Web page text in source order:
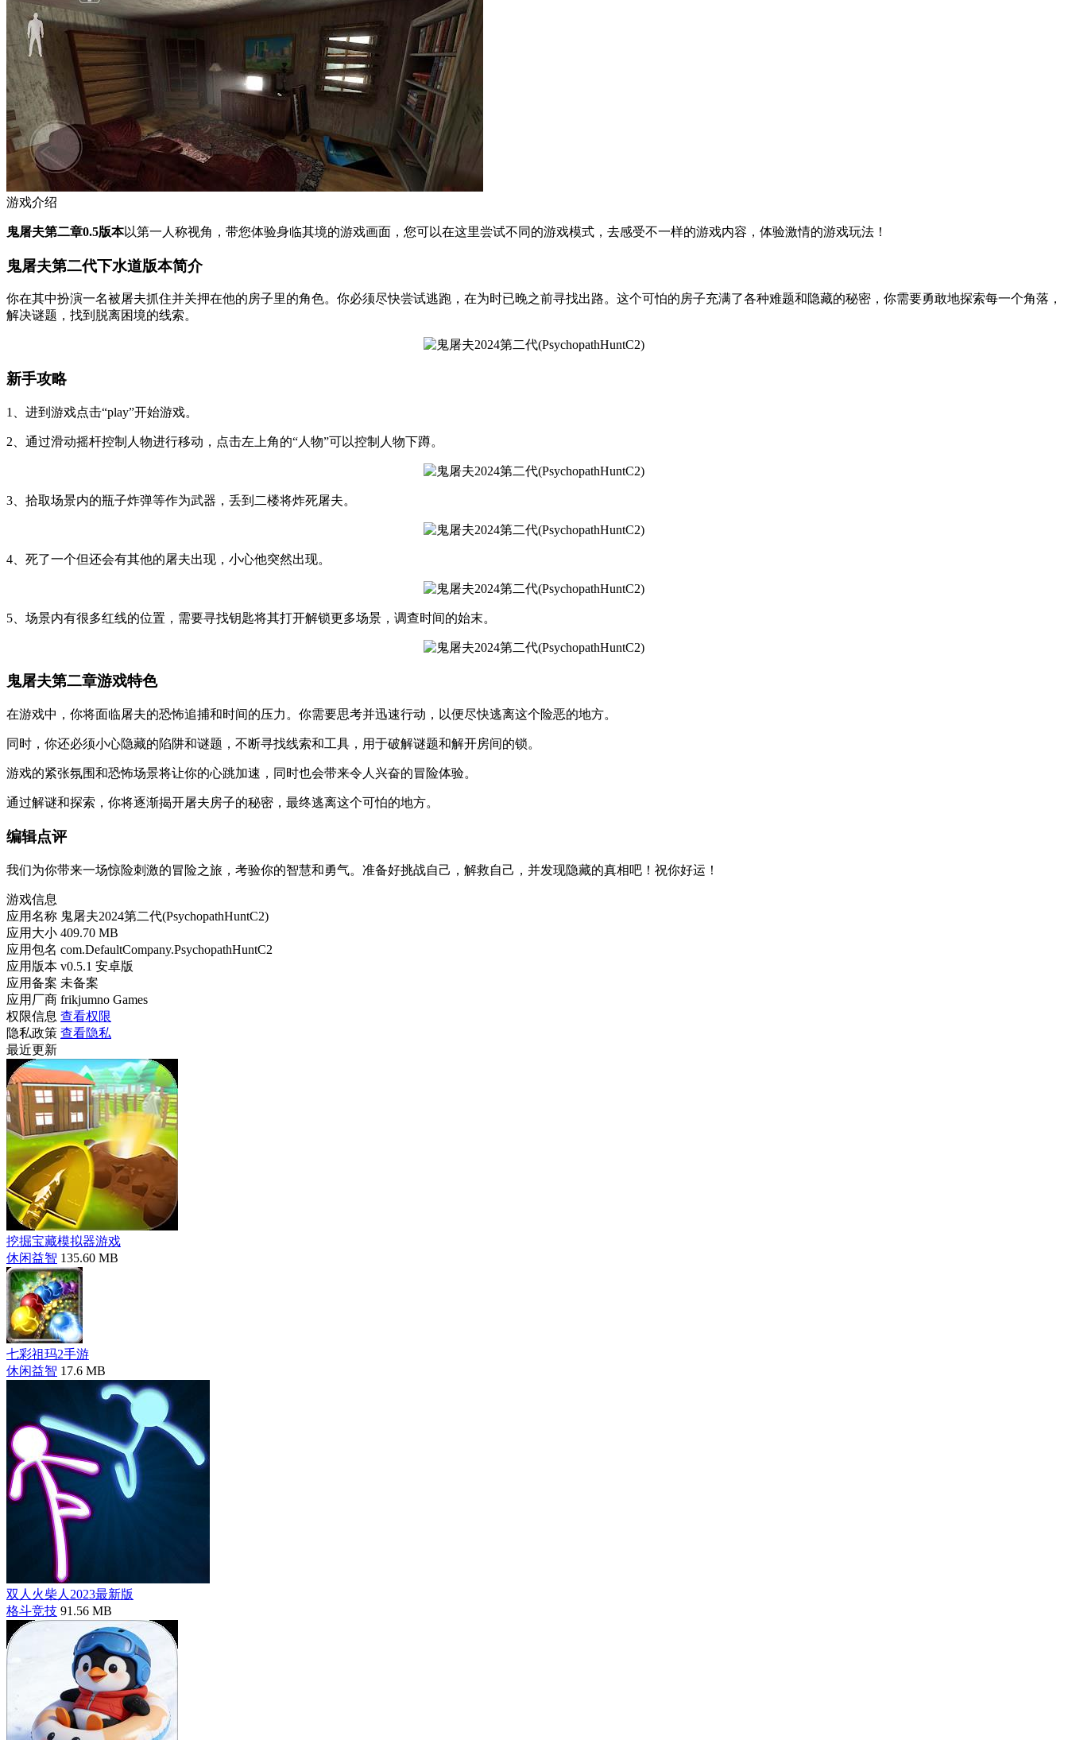
游戏介绍
鬼屠夫第二章0.5版本以第一人称视角，带您体验身临其境的游戏画面，您可以在这里尝试不同的游戏模式，去感受不一样的游戏内容，体验激情的游戏玩法！
鬼屠夫第二代下水道版本简介
你在其中扮演一名被屠夫抓住并关押在他的房子里的角色。你必须尽快尝试逃跑，在为时已晚之前寻找出路。这个可怕的房子充满了各种难题和隐藏的秘密，你需要勇敢地探索每一个角落，
解决谜题，找到脱离困境的线索。
新手攻略
1、进到游戏点击“play”开始游戏。
2、通过滑动摇杆控制人物进行移动，点击左上角的“人物”可以控制人物下蹲。
3、拾取场景内的瓶子炸弹等作为武器，丢到二楼将炸死屠夫。
4、死了一个但还会有其他的屠夫出现，小心他突然出现。
5、场景内有很多红线的位置，需要寻找钥匙将其打开解锁更多场景，调查时间的始末。
鬼屠夫第二章游戏特色
在游戏中，你将面临屠夫的恐怖追捕和时间的压力。你需要思考并迅速行动，以便尽快逃离这个险恶的地方。
同时，你还必须小心隐藏的陷阱和谜题，不断寻找线索和工具，用于破解谜题和解开房间的锁。
游戏的紧张氛围和恐怖场景将让你的心跳加速，同时也会带来令人兴奋的冒险体验。
通过解谜和探索，你将逐渐揭开屠夫房子的秘密，最终逃离这个可怕的地方。
编辑点评
我们为你带来一场惊险刺激的冒险之旅，考验你的智慧和勇气。准备好挑战自己，解救自己，并发现隐藏的真相吧！祝你好运！
游戏信息
应用名称 鬼屠夫2024第二代(PsychopathHuntC2)
应用大小 409.70 MB
应用包名 com.DefaultCompany.PsychopathHuntC2
应用版本 v0.5.1 安卓版
应用备案 未备案
应用厂商 frikjumno Games
权限信息 查看权限
隐私政策 查看隐私
最近更新
挖掘宝藏模拟器游戏
休闲益智 135.60 MB
七彩祖玛2手游
休闲益智 17.6 MB
双人火柴人2023最新版
格斗竞技 91.56 MB